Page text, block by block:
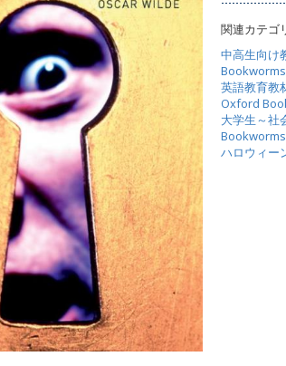
関連カテゴ
中高生向け
英語教育教
Oxford
大学生～社
ハロウィー